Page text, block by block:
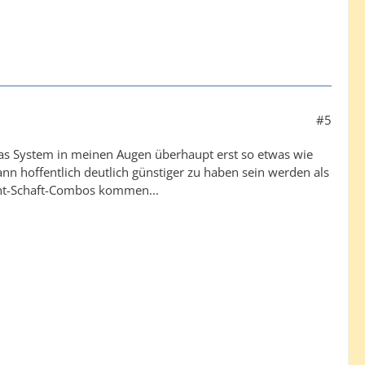
#5
System in meinen Augen überhaupt erst so etwas wie
hoffentlich deutlich günstiger zu haben sein werden als
Schaft-Combos kommen...